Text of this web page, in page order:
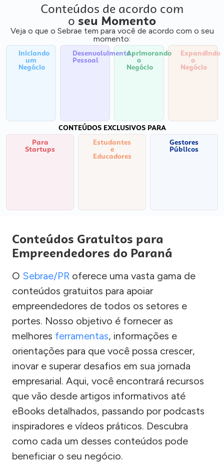
Conteúdos de acordo com
o seu Momento
Veja o que o Sebrae tem para você de acordo com o seu
momento:
Iniciando
um
Negócio
Desenvolvimento
Pessoal
Aprimorando
o
Negócio
Expandindo
o
Negócio
CONTEÚDOS EXCLUSIVOS PARA
Para
Startups
Estudantes
e
Educadores
Gestores
Públicos
Conteúdos Gratuitos para
Empreendedores do Paraná
O Sebrae/PR oferece uma vasta gama de
conteúdos gratuitos para apoiar
empreendedores de todos os setores e
portes. Nosso objetivo é fornecer as
melhores ferramentas, informações e
orientações para que você possa crescer,
inovar e superar desafios em sua jornada
empresarial. Aqui, você encontrará recursos
que vão desde artigos informativos até
eBooks detalhados, passando por podcasts
inspiradores e vídeos práticos. Descubra
como cada um desses conteúdos pode
beneficiar o seu negócio.